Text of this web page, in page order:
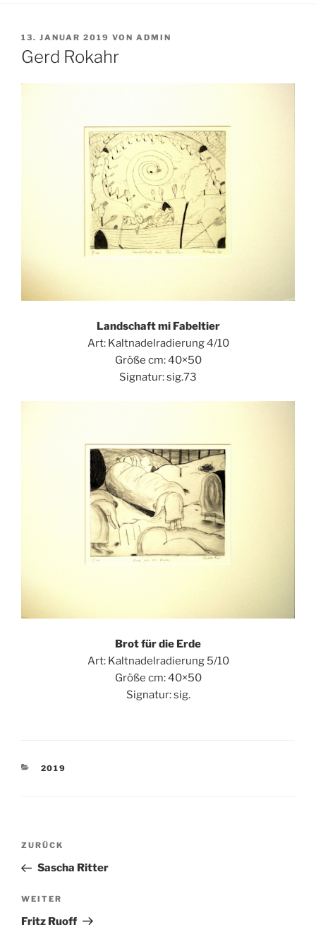
VERÖFFENTLICHT
AM
13. JANUAR 2019 VON ADMIN
Gerd Rokahr
Landschaft mi Fabeltier
Art: Kaltnadelradierung 4/10
Größe cm: 40×50
Signatur: sig.73
Brot für die Erde
Art: Kaltnadelradierung 5/10
Größe cm: 40×50
Signatur: sig.
KATEGORIEN
2019
Beitragsnavigation
Vorheriger
Beitrag
ZURÜCK
Sascha Ritter
Nächster
Beitrag
WEITER
Fritz Ruoff